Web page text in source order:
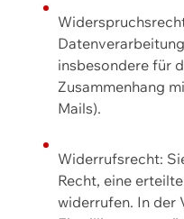
insbesondere für
Zusammenhang
Mails).
Widerrufsrecht:
Recht, eine
widerrufen. In der